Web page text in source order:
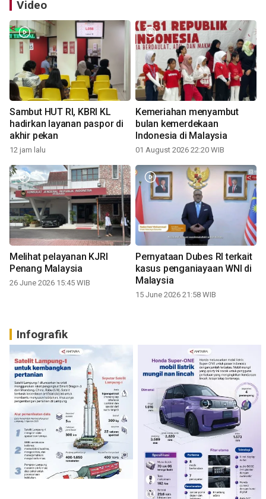
Video
Sambut HUT RI, KBRI KL
hadirkan layanan paspor di
akhir pekan
12 jam lalu
Kemeriahan menyambut
bulan kemerdekaan
Indonesia di Malaysia
01 August 2026 22:20 WIB
Melihat pelayanan KJRI
Penang Malaysia
26 June 2026 15:45 WIB
Pernyataan Dubes RI terkait
kasus penganiayaan WNI di
Malaysia
15 June 2026 21:58 WIB
Infografik